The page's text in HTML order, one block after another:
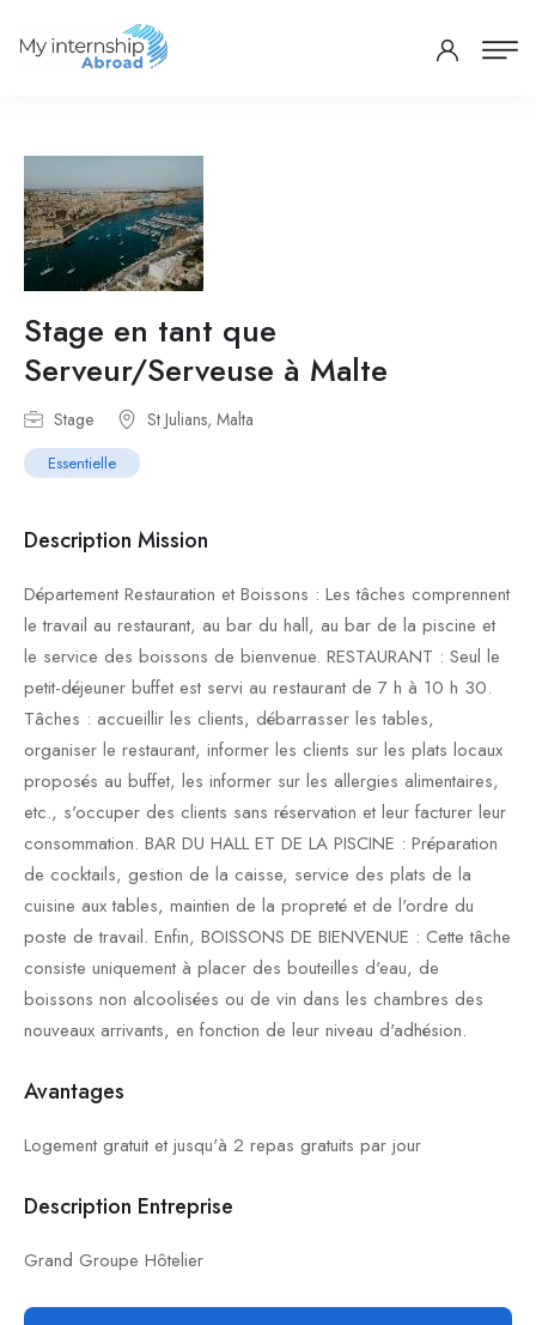
Stage en tant que
Serveur/Serveuse à Malte
Stage St Julians, Malta
Essentielle
Description Mission
Département Restauration et Boissons : Les tâches comprennent
le travail au restaurant, au bar du hall, au bar de la piscine et
le service des boissons de bienvenue. RESTAURANT : Seul le
petit-déjeuner buffet est servi au restaurant de 7 h à 10 h 30.
Tâches : accueillir les clients, débarrasser les tables,
organiser le restaurant, informer les clients sur les plats locaux
proposés au buffet, les informer sur les allergies alimentaires,
etc., s'occuper des clients sans réservation et leur facturer leur
consommation. BAR DU HALL ET DE LA PISCINE : Préparation
de cocktails, gestion de la caisse, service des plats de la
cuisine aux tables, maintien de la propreté et de l'ordre du
poste de travail. Enfin, BOISSONS DE BIENVENUE : Cette tâche
consiste uniquement à placer des bouteilles d'eau, de
boissons non alcoolisées ou de vin dans les chambres des
nouveaux arrivants, en fonction de leur niveau d'adhésion.
Avantages
Logement gratuit et jusqu'à 2 repas gratuits par jour
Description Entreprise
Grand Groupe Hôtelier